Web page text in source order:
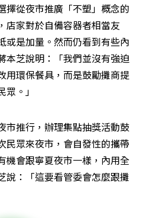
擇從夜市推廣「不塑」概念的
店家對於自備容器者相當友
或是加量。然而仍看到有些內
本芝說明：「我們並沒有強迫
用環保餐具，而是鼓勵攤商提
。」
市推行，辦理集點抽獎活動鼓
民眾來夜市，會自發性的攜帶
機會跟寧夏夜市一樣，內用全
說：「這要看管委會怎麼跟攤